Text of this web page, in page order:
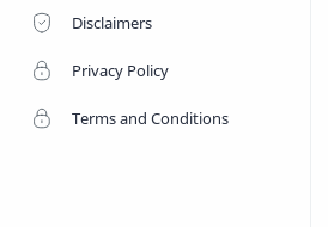
Disclaimers
Privacy Policy
Terms and Conditions